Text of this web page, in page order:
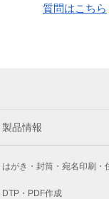
質問はこちら
製品情報
はがき・封筒・宛名印刷・
DTP・PDF作成